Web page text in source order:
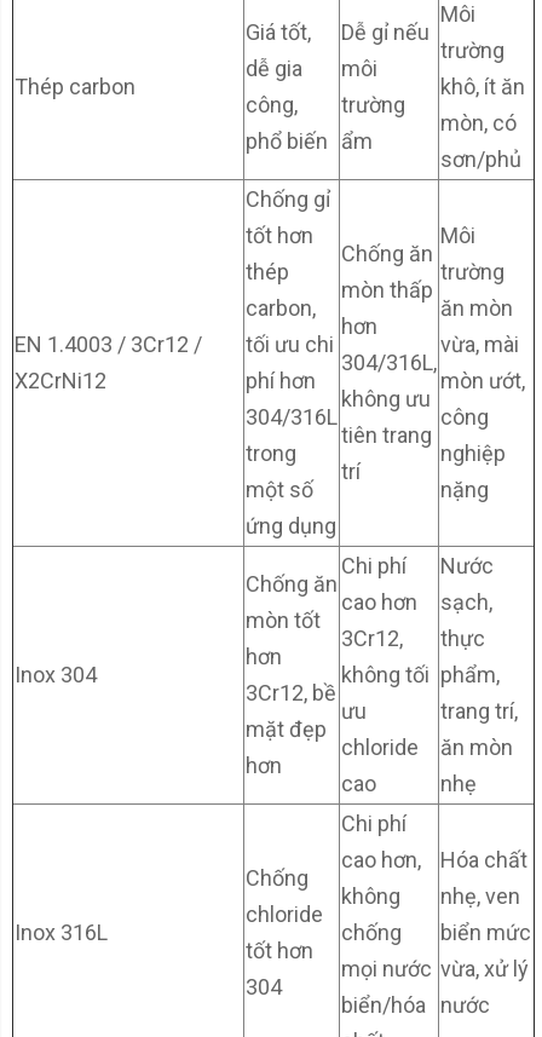
Thép carbon
Giá tốt,
dễ gia
công,
phổ biến
Dễ gỉ nếu
môi
trường
ẩm
Môi
trường
khô, ít ăn
mòn, có
sơn/phủ
EN 1.4003 / 3Cr12 /
X2CrNi12
Chống gỉ
tốt hơn
thép
carbon,
tối ưu chi
phí hơn
304/316L
trong
một số
ứng dụng
Chống ăn
mòn thấp
hơn
304/316L,
không ưu
tiên trang
trí
Môi
trường
ăn mòn
vừa, mài
mòn ướt,
công
nghiệp
nặng
Inox 304
Chống ăn
mòn tốt
hơn
3Cr12, bề
mặt đẹp
hơn
Chi phí
cao hơn
3Cr12,
không tối
ưu
chloride
cao
Nước
sạch,
thực
phẩm,
trang trí,
ăn mòn
nhẹ
Inox 316L
Chống
chloride
tốt hơn
304
Chi phí
cao hơn,
không
chống
mọi nước
biển/hóa
Hóa chất
nhẹ, ven
biển mức
vừa, xử lý
nước